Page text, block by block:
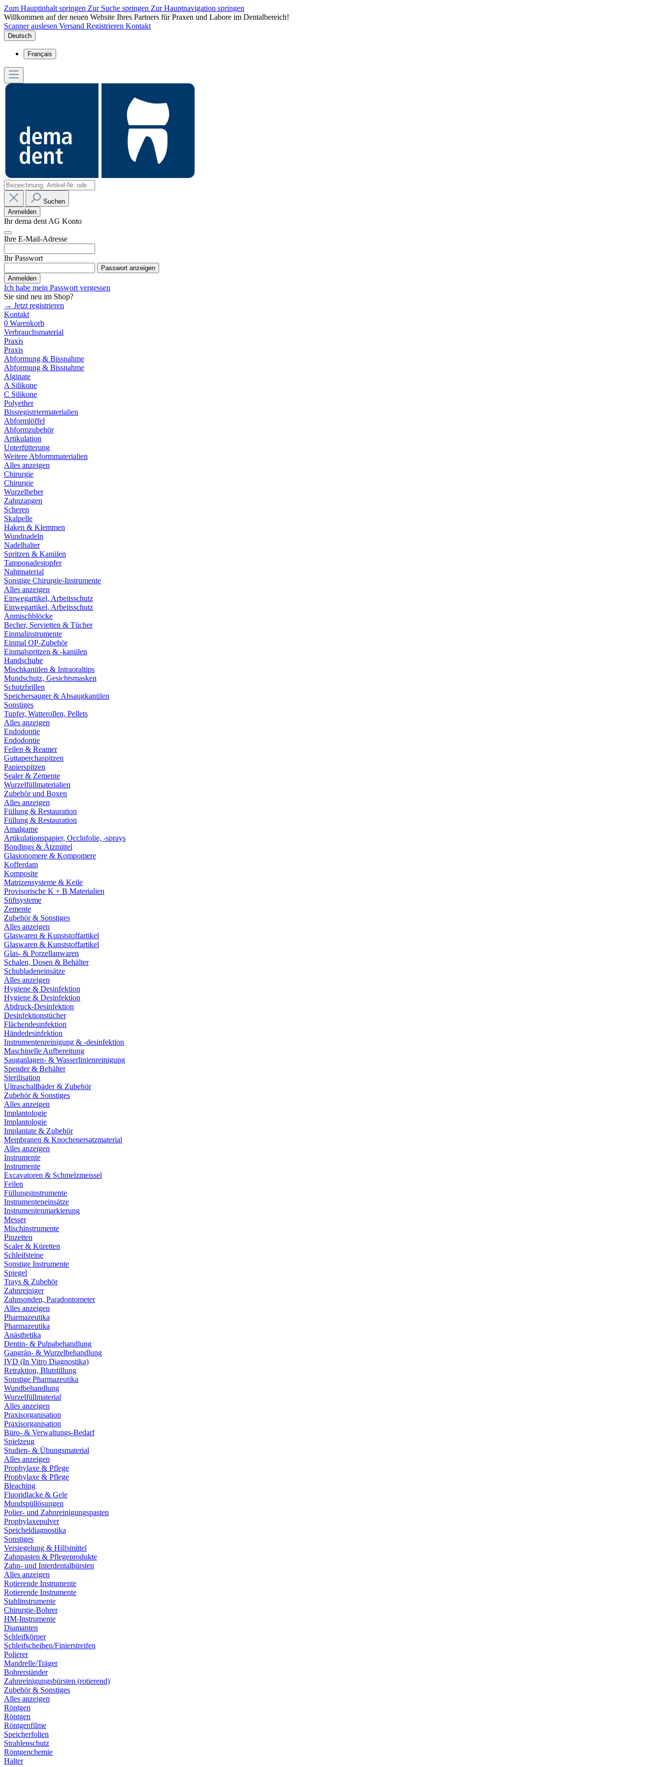
Zum Hauptinhalt springen Zur Suche springen Zur Hauptnavigation springen
Willkommen auf der neuen Website Ihres Partners für Praxen und Labore im Dentalbereich!
Scanner auslesen Versand Registrieren Kontakt
Deutsch
Français
Suchen
Anmelden
Ihr dema dent AG Konto
Ihre E-Mail-Adresse
Ihr Passwort
Passwort anzeigen
Anmelden
Ich habe mein Passwort vergessen
Sie sind neu im Shop?
→ Jetzt registrieren
Kontakt
0 Warenkorb
Verbrauchsmaterial
Praxis
Praxis
Abformung & Bissnahme
Abformung & Bissnahme
Alginate
A Silikone
C Silikone
Polyether
Bissregistriermaterialien
Abformlöffel
Abformzubehör
Artikulation
Unterfütterung
Weitere Abformmaterialien
Alles anzeigen
Chirurgie
Chirurgie
Wurzelheber
Zahnzangen
Scheren
Skalpelle
Haken & Klemmen
Wundnadeln
Nadelhalter
Spritzen & Kanülen
Tamponadestopfer
Nahtmaterial
Sonstige Chirurgie-Instrumente
Alles anzeigen
Einwegartikel, Arbeitsschutz
Einwegartikel, Arbeitsschutz
Anmischblöcke
Becher, Servietten & Tücher
Einmalinstrumente
Einmal OP-Zubehör
Einmalspritzen & -kanülen
Handschuhe
Mischkanülen & Intraoraltips
Mundschutz, Gesichtsmasken
Schutzbrillen
Speichersauger & Absaugkanülen
Sonstiges
Tupfer, Watterollen, Pellets
Alles anzeigen
Endodontie
Endodontie
Feilen & Reamer
Guttaperchaspitzen
Papierspitzen
Sealer & Zemente
Wurzelfüllmaterialien
Zubehör und Boxen
Alles anzeigen
Füllung & Restauration
Füllung & Restauration
Amalgame
Artikulationspapier, Occlufolie, -sprays
Bondings & Ätzmittel
Glasionomere & Kompomere
Kofferdam
Komposite
Matrizensysteme & Keile
Provisorische K + B Materialien
Stiftsysteme
Zemente
Zubehör & Sonstiges
Alles anzeigen
Glaswaren & Kunststoffartikel
Glaswaren & Kunststoffartikel
Glas- & Porzellanwaren
Schalen, Dosen & Behälter
Schubladeneinsätze
Alles anzeigen
Hygiene & Desinfektion
Hygiene & Desinfektion
Abdruck-Desinfektion
Desinfektionstücher
Flächendesinfektion
Händedesinfektion
Instrumentenreinigung & -desinfektion
Maschinelle Aufbereitung
Sauganlagen- & Wasserlinienreinigung
Spender & Behälter
Sterilisation
Ultraschallbäder & Zubehör
Zubehör & Sonstiges
Alles anzeigen
Implantologie
Implantologie
Implantate & Zubehör
Membranen & Knochenersatzmaterial
Alles anzeigen
Instrumente
Instrumente
Excavatoren & Schmelzmeissel
Feilen
Füllungsinstrumente
Instrumenteneinsätze
Instrumentenmarkierung
Messer
Mischinstrumente
Pinzetten
Scaler & Küretten
Schleifsteine
Sonstige Instrumente
Spiegel
Trays & Zubehör
Zahnreiniger
Zahnsonden, Paradontometer
Alles anzeigen
Pharmazeutika
Pharmazeutika
Anästhetika
Dentin- & Pulpabehandlung
Gangrän- & Wurzelbehandlung
IVD (In Vitro Diagnostika)
Retraktion, Blutstillung
Sonstige Pharmazeutika
Wundbehandlung
Wurzelfüllmaterial
Alles anzeigen
Praxisorganisation
Praxisorganisation
Büro- & Verwaltungs-Bedarf
Spielzeug
Studien- & Übungsmaterial
Alles anzeigen
Prophylaxe & Pflege
Prophylaxe & Pflege
Bleaching
Fluoridlacke & Gele
Mundspüllösungen
Polier- und Zahnreinigungspasten
Prophylaxepulver
Speicheldiagnostika
Sonstiges
Versiegelung & Hilfsmittel
Zahnpasten & Pflegeprodukte
Zahn- und Interdentalbürsten
Alles anzeigen
Rotierende Instrumente
Rotierende Instrumente
Stahlinstrumente
Chirurgie-Bohrer
HM-Instrumente
Diamanten
Schleifkörper
Schleifscheiben/Finierstreifen
Polierer
Mandrelle/Träger
Bohrerständer
Zahnreinigungsbürsten (rotierend)
Zubehör & Sonstiges
Alles anzeigen
Röntgen
Röntgen
Röntgenfilme
Speicherfolien
Strahlenschutz
Röntgenchemie
Halter